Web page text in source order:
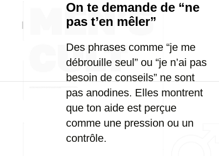
On te demande de “ne
pas t’en mêler”
Des phrases comme “je me
débrouille seul” ou “je n’ai pas
besoin de conseils” ne sont
pas anodines. Elles montrent
que ton aide est perçue
comme une pression ou un
contrôle.